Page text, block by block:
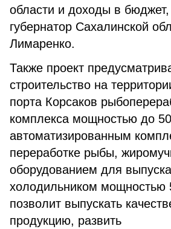
области и доходы в
губернатор Сахалинской
Лимаренко.
Также проект
строительство на
порта Корсаков
комплекса мощностью до
автоматизированным
переработке рыбы,
оборудованием для
холодильником мощностью
позволит выпускать
продукцию, развить